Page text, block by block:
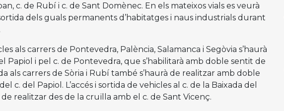
c. de Rubí i c. de Sant Domènec. En els mateixos vials es veurà
dels guals permanents d’habitatges i naus industrials durant
als carrers de Pontevedra, Palència, Salamanca i Segòvia s’haurà
Papiol i pel c. de Pontevedra, que s’habilitarà amb doble sentit de
als carrers de Sòria i Rubí també s’haurà de realitzar amb doble
c. del Papiol. L’accés i sortida de vehicles al c. de la Baixada del
realitzar des de la cruïlla amb el c. de Sant Vicenç.